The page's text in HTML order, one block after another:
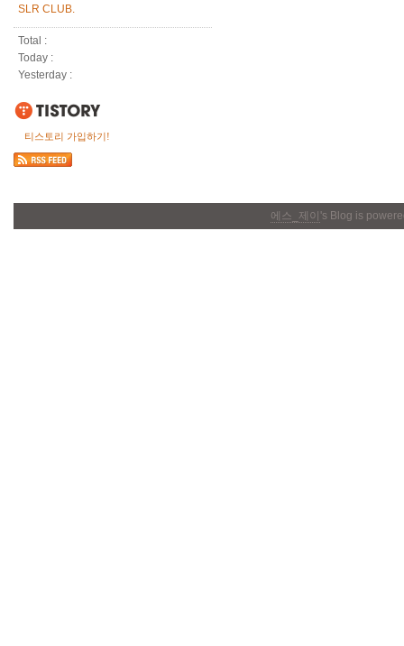
SLR CLUB.
Total :
Today :
Yesterday :
티스토리 가입하기!
에스_제이 's Blog is